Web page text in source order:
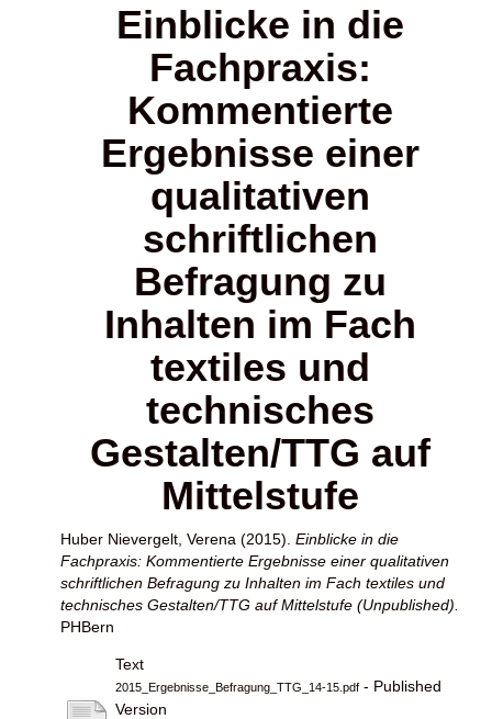
Einblicke in die
Fachpraxis:
Kommentierte
Ergebnisse einer
qualitativen
schriftlichen
Befragung zu
Inhalten im Fach
textiles und
technisches
Gestalten/TTG auf
Mittelstufe
Huber Nievergelt, Verena (2015). Einblicke in die
Fachpraxis: Kommentierte Ergebnisse einer qualitativen
schriftlichen Befragung zu Inhalten im Fach textiles und
technisches Gestalten/TTG auf Mittelstufe (Unpublished).
PHBern
Text
2015_Ergebnisse_Befragung_TTG_14-15.pdf - Published
Version